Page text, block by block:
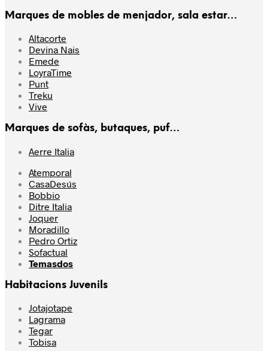
Marques de mobles de menjador, sala estar…
Altacorte
Devina Nais
Emede
LoyraTime
Punt
Treku
Vive
Marques de sofàs, butaques, puf…
Aerre Italia
Atemporal
CasaDesús
Bobbio
Ditre Italia
Joquer
Moradillo
Pedro Ortiz
Sofactual
Temasdos
Habitacions Juvenils
Jotajotape
Lagrama
Tegar
Tobisa